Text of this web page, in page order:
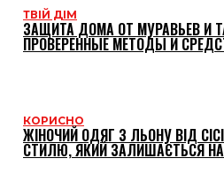
ТВІЙ ДІМ
ЗАЩИТА ДОМА ОТ МУРАВЬЕВ И
ПРОВЕРЕННЫЕ МЕТОДЫ И
КОРИСНО
ЖІНОЧИЙ ОДЯГ З ЛЬОНУ ВІД
СТИЛЮ, ЯКИЙ ЗАЛИШАЄТЬСЯ